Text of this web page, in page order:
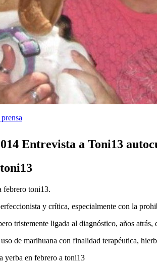
Entrevista a Toni13
febrero toni13.
y crítica, especialmente con la
tristemente ligada al diagnóstico, años
de marihuana con finalidad terapéutica,
yerba en febrero a toni13